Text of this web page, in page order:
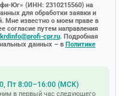
Юг» (ИНН: 2310215560) на
для обработки заявки и
Мне известно о моем праве в
согласие путем направления
krdinfo@profi-cpr.ru. Подробная
данных – в Политике
Пт 8:00–16:00 (МСК)
в первый час следующего